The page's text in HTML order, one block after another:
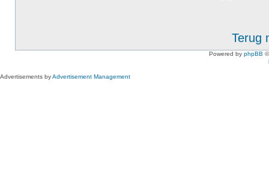
Terug
Powered by phpBB
Advertisements byAdvertisement Management